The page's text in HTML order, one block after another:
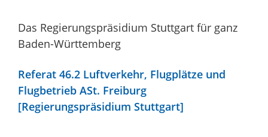
Das Regierungspräsidium Stuttgart für ganz
Baden-Württemberg
Referat 46.2 Luftverkehr, Flugplätze und
Flugbetrieb ASt. Freiburg
[Regierungspräsidium Stuttgart]